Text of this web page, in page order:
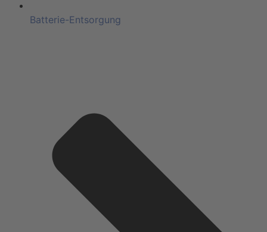
Batterie-Entsorgung